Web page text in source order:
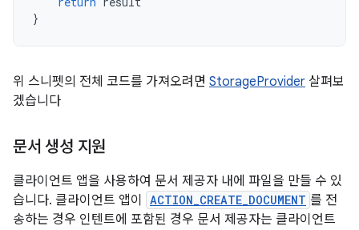
}
위 스니펫의 전체 코드를 가져오려면 StorageProvider 살펴보
겠습니다
문서 생성 지원
클라이언트 앱을 사용하여 문서 제공자 내에 파일을 만들 수 있
습니다. 클라이언트 앱이
ACTION_CREATE_DOCUMENT 를 전
송하는 경우 인텐트에 포함된 경우 문서 제공자는 클라이언트